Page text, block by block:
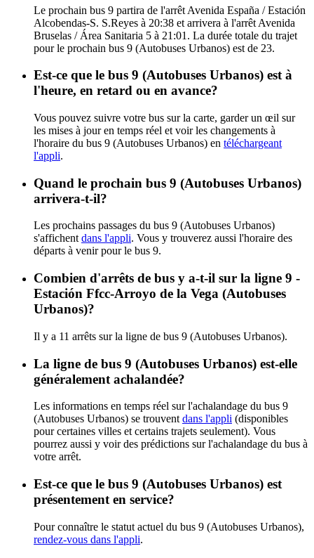
Le prochain bus 9 partira de l'arrêt Avenida España / Estación
Alcobendas-S. S.Reyes à 20:38 et arrivera à l'arrêt Avenida
Bruselas / Área Sanitaria 5 à 21:01. La durée totale du trajet
pour le prochain bus 9 (Autobuses Urbanos) est de 23.
Est-ce que le bus 9 (Autobuses Urbanos) est à
l'heure, en retard ou en avance?
Vous pouvez suivre votre bus sur la carte, garder un œil sur
les mises à jour en temps réel et voir les changements à
l'horaire du bus 9 (Autobuses Urbanos) en téléchargeant
l'appli.
Quand le prochain bus 9 (Autobuses Urbanos)
arrivera-t-il?
Les prochains passages du bus 9 (Autobuses Urbanos)
s'affichent dans l'appli. Vous y trouverez aussi l'horaire des
départs à venir pour le bus 9.
Combien d'arrêts de bus y a-t-il sur la ligne 9 -
Estación Ffcc-Arroyo de la Vega (Autobuses
Urbanos)?
Il y a 11 arrêts sur la ligne de bus 9 (Autobuses Urbanos).
La ligne de bus 9 (Autobuses Urbanos) est-elle
généralement achalandée?
Les informations en temps réel sur l'achalandage du bus 9
(Autobuses Urbanos) se trouvent dans l'appli (disponibles
pour certaines villes et certains trajets seulement). Vous
pourrez aussi y voir des prédictions sur l'achalandage du bus à
votre arrêt.
Est-ce que le bus 9 (Autobuses Urbanos) est
présentement en service?
Pour connaître le statut actuel du bus 9 (Autobuses Urbanos),
rendez-vous dans l'appli.